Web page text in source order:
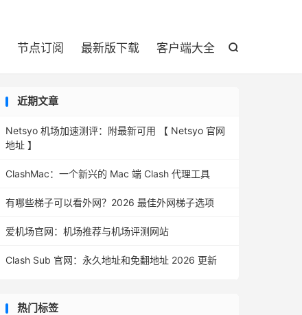

节点订阅 最新版下载 客户端大全
近期文章
Netsyo 机场加速测评：附最新可用 【 Netsyo 官网
地址 】
ClashMac：一个新兴的 Mac 端 Clash 代理工具
有哪些梯子可以看外网？2026 最佳外网梯子选项
爱机场官网：机场推荐与机场评测网站
Clash Sub 官网：永久地址和免翻地址 2026 更新
热门标签